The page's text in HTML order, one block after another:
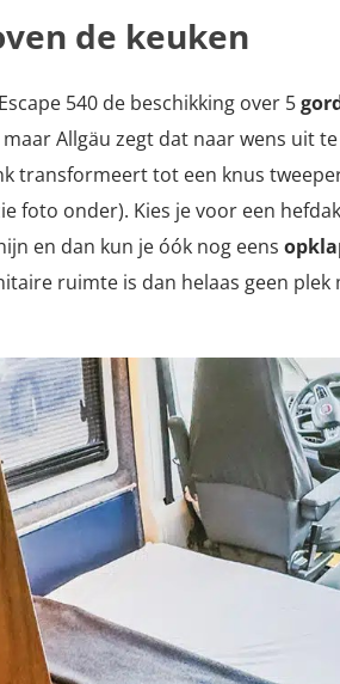
de keuken
540 de beschikking over 5
Allgäu zegt dat naar wens uit
transformeert tot een knus
foto onder). Kies je voor een
en dan kun je óók nog eens
ruimte is dan helaas geen plek